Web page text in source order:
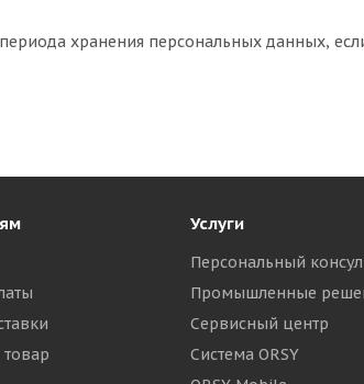
периода хранения персональных данных,
товар
Услуги
Персональный
Промышленные
Сервисный центр
Система ORSY